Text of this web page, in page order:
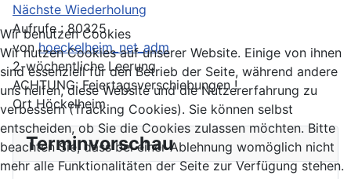
Nächste Wiederholung
Aufrufe: 80325
vonhoeckelheim_net_adm
2-wöchentliche Leerung
ACHTUNG: Feiertagsverschiebungen !
OrtHöckelheim
Terminvorschau
Wir benutzen Cookies
Wir nutzen Cookies auf unserer Website. Einige von ihnen
sind essenziell für den Betrieb der Seite, während andere
uns helfen, diese Website und die Nutzererfahrung zu
verbessern (Tracking Cookies). Sie können selbst
entscheiden, ob Sie die Cookies zulassen möchten. Bitte
beachten Sie, dass bei einer Ablehnung womöglich nicht
mehr alle Funktionalitäten der Seite zur Verfügung stehen.